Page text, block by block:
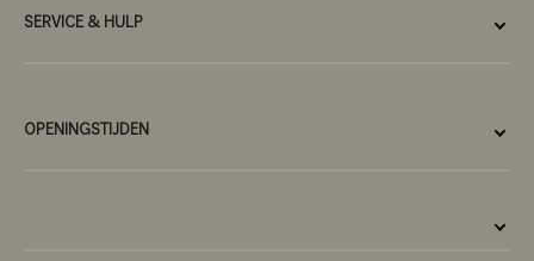
SERVICE & HULP
OPENINGSTIJDEN